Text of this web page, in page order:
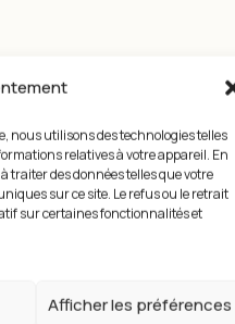
nous utilisons des technologies telles
relatives à votre appareil. En
traiter des données telles que votre
sur ce site. Le refus ou le retrait
sur certaines fonctionnalités et
Afficher les préférences
le ROI d’une
RH
Pour la
baisse